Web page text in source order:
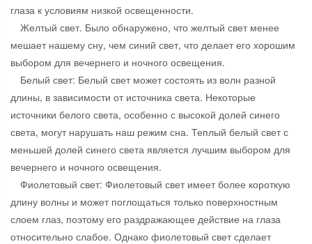
глаза к условиям низкой освещенности.
Желтый свет. Было обнаружено, что желтый свет менее
мешает нашему сну, чем синий свет, что делает его хорошим
выбором для вечернего и ночного освещения.
Белый свет: Белый свет может состоять из волн разной
длины, в зависимости от источника света. Некоторые
источники белого света, особенно с высокой долей синего
света, могут нарушать наш режим сна. Теплый белый свет с
меньшей долей синего света является лучшим выбором для
вечернего и ночного освещения.
Фиолетовый свет: Фиолетовый свет имеет более короткую
длину волны и может поглощаться только поверхностным
слоем глаз, поэтому его раздражающее действие на глаза
относительно слабое. Однако фиолетовый свет сделает